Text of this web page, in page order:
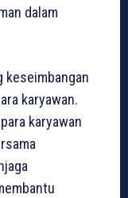
dalam
keseimbangan
karyawan.
karyawan